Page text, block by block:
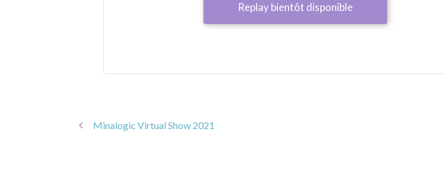
Replay bientôt disponible
Minalogic Virtual Show 2021